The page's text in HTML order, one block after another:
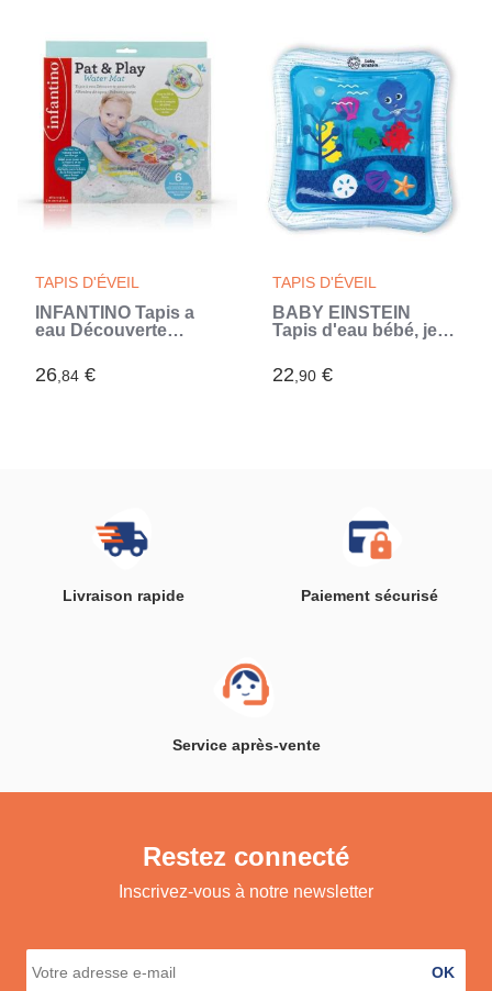
TAPIS D'ÉVEIL
INFANTINO Tapis a
eau Découverte
des mers - 71 x 48 cm
(Multicouleur)
26,84 €
TAPIS D'ÉVEIL
BABY EINSTEIN
Tapis d'eau bébé, jeu
gonflable,
facile a nettoyer,
22,90 €
Livraison rapide Paiement sécurisé
Service après-vente
Restez connecté
Inscrivez-vous à notre newsletter
OK